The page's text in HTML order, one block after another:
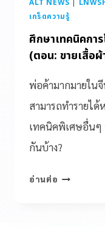
ALT NEWS |
เกร็ดความรู้
ศึกษาเทคนิคกา
(ตอน: ขายเสื้อผ้
พ่อค้ามากมายใน
สามารถทำรายได้
เทคนิคพิเศษอื่นๆ
กันบ้าง?
อ่านต่อ